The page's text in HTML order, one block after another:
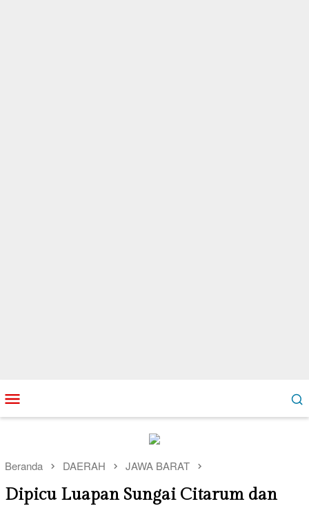
ke
kontenMobile
Beranda DAERAH JAWA BARAT
Dipicu Luapan Sungai Citarum dan